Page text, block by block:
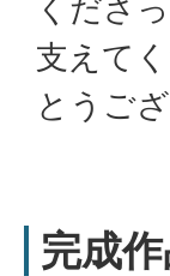
くださ
支えて
とうご
完成